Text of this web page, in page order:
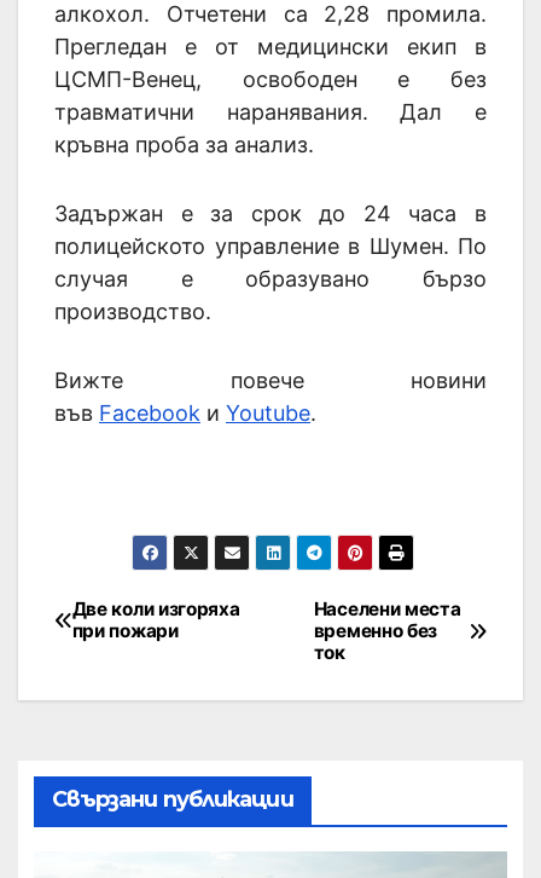
алкохол. Отчетени са 2,28 промила.
Прегледан е от медицински екип в
ЦСМП-Венец, освободен е без
травматични наранявания. Дал е
кръвна проба за анализ.
Задържан е за срок до 24 часа в
полицейското управление в Шумен. По
случая е образувано бързо
производство.
Вижте повече новини
във Facebook и Youtube.
Населени места
временно без
ток
Две коли изгоряха
при пожари
Свързани публикации